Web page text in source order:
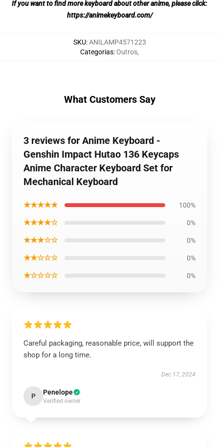
If you want to find more keyboard about other anime, please click:
https://animekeyboard.com/
SKU:ANILAMP4571223
Categorias:Outros,
What Customers Say
3 reviews for Anime Keyboard -
Genshin Impact Hutao 136 Keycaps
Anime Character Keyboard Set for
Mechanical Keyboard
★★★★★ 100%
★★★★☆ 0%
★★★☆☆ 0%
★★☆☆☆ 0%
★☆☆☆☆ 0%
Careful packaging, reasonable price, will support the
shop for a long time.
Dec 17, 2024
P Penelope
Verified owner